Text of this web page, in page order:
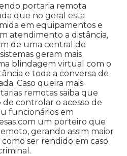
portaria remota
que no geral esta
em equipamentos e
atendimento a distância,
de uma central de
geram mais
blindagem virtual com o
e toda a conversa de
Caso queira mais
remotas saiba que
controlar o acesso de
funcionários em
com um porteiro que
gerando assim maior
ser rendido em caso